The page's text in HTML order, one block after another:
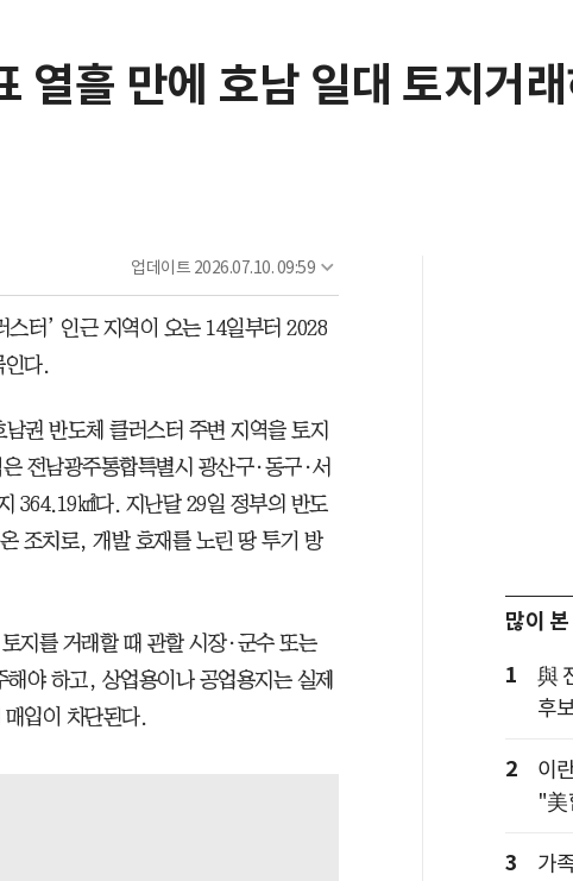
열흘 만에 호남 일대 토지거
업데이트 2026.07.10. 09:59
터’ 인근 지역이 오는 14일부터 2028
인다.
권 반도체 클러스터 주변 지역을 토지
전남광주통합특별시 광산구·동구·서
364.19㎢다. 지난달 29일 정부의 반도
조치로, 개발 호재를 노린 땅 투기 방
지를 거래할 때 관할 시장·군수 또는
야 하고, 상업용이나 공업용지는 실제
입이 차단된다.
많이
1
與
후
2
이
"美
3
가